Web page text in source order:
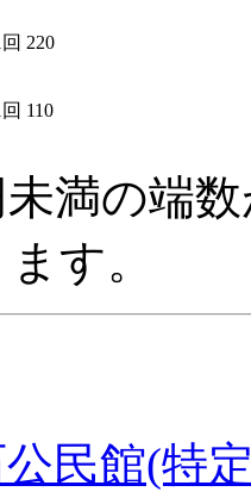
220
110
満の端
す。
民館(特